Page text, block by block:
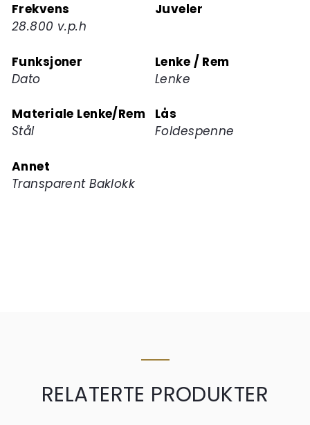
Frekvens
28.800 v.p.h
Juveler
Funksjoner
Dato
Lenke / Rem
Lenke
Materiale Lenke/Rem
Stål
Lås
Foldespenne
Annet
Transparent Baklokk
RELATERTE PRODUKTER